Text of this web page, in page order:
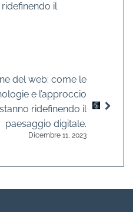
il
del web: come le
e l’approccio
ridefinendo il
paesaggio digitale.
Dicembre 11, 2023